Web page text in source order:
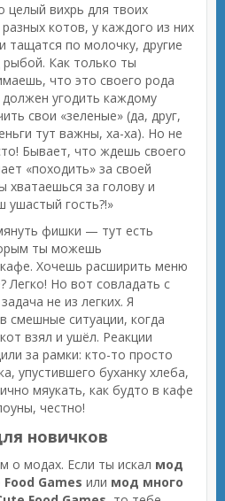
вихрь для твоих
котов, у каждого из них
тащатся по молочку, другие
рыбой. Как только ты
что это своего рода
угодить каждому
свои «зеленые» (да, друг,
тут важны, ха-ха). Но не
Бывает, что ждешь своего
«походить» за своей
за голову и
гость?!»
фишки — тут есть
ты можешь
Хочешь расширить меню
Легко! Но вот совладать с
не из легких. Я
смешные ситуации, когда
взял и ушёл. Реакции
за рамки: кто-то просто
упустившего буханку хлеба,
мяукать, как будто в кафе
честно!
новичков
о модах. Если ты искал мод
Games или мод много